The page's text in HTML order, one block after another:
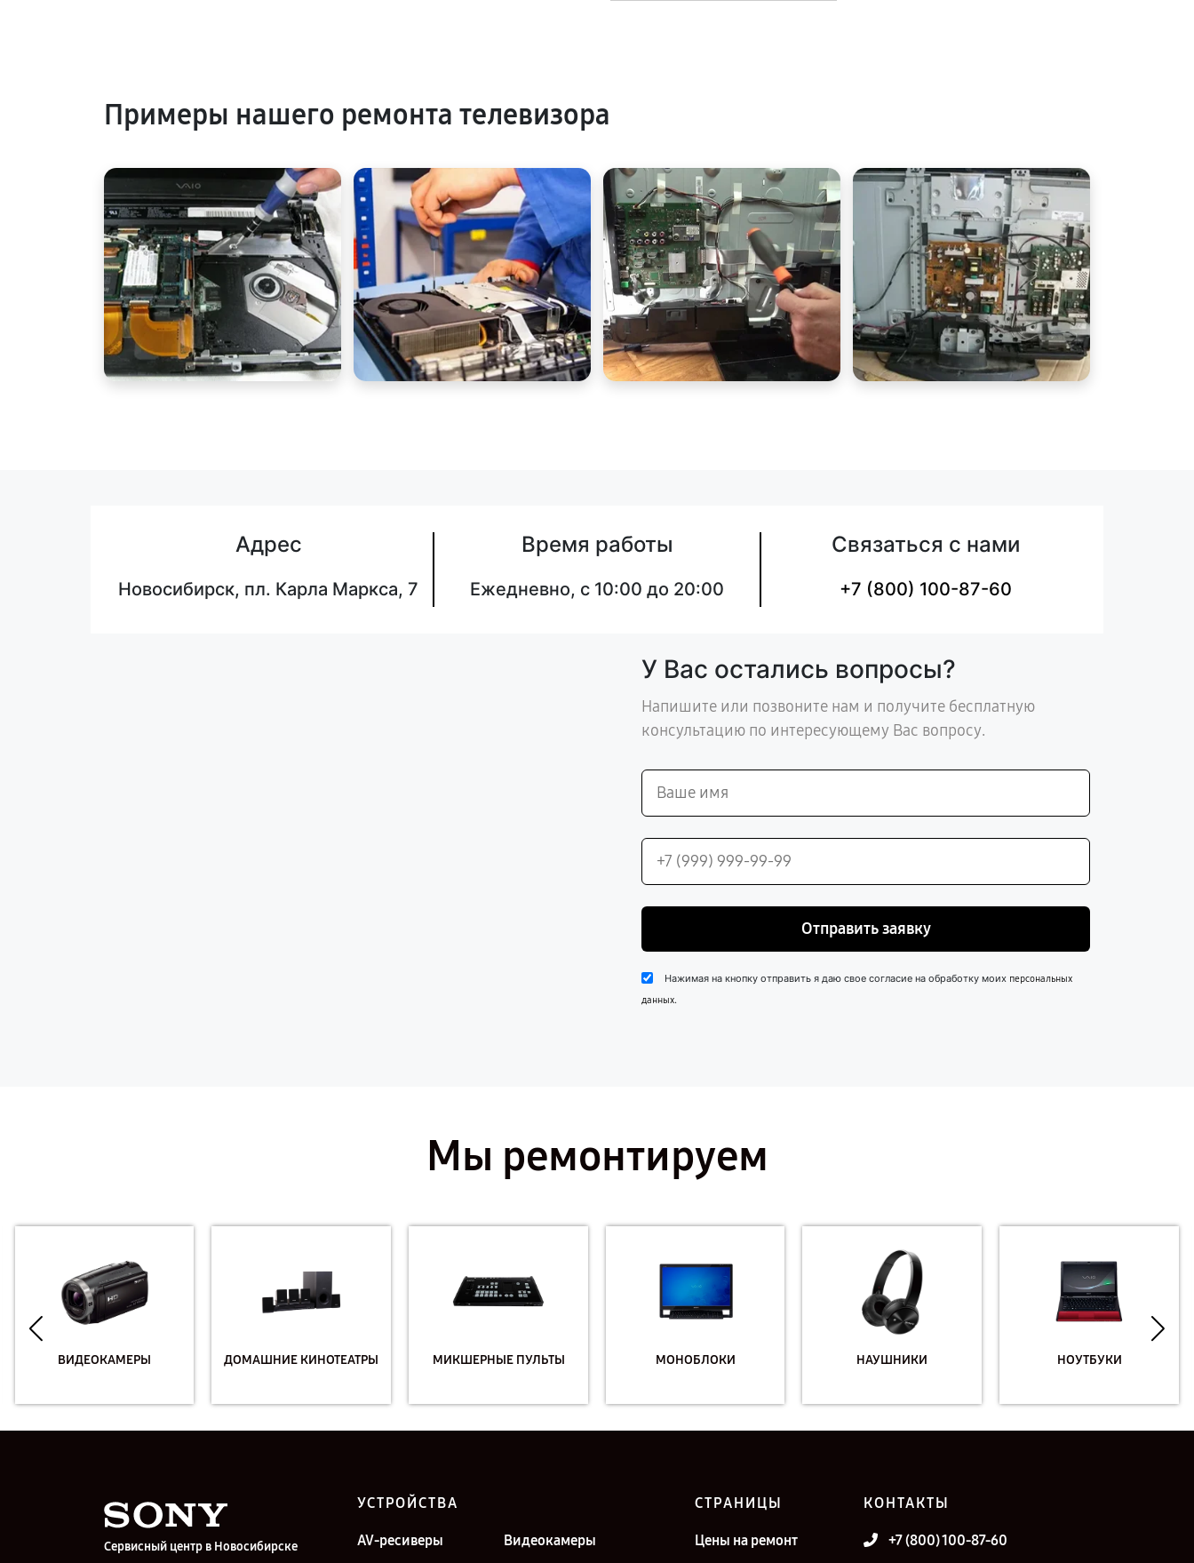
Примеры нашего ремонта телевизора
Адрес
Новосибирск, пл. Карла Маркса, 7
Время работы
Ежедневно, с 10:00 до 20:00
Связаться с нами
+7 (800) 100-87-60
У Вас остались вопросы?
Напишите или позвоните нам и получите бесплатную
консультацию по интересующему Вас вопросу.
Отправить заявку
Нажимая на кнопку отправить я даю свое согласие на обработку моих персональных
данных.
Мы ремонтируем
ВИДЕОКАМЕРЫ ДОМАШНИЕ КИНОТЕАТРЫ МИКШЕРНЫЕ ПУЛЬТЫ МОНОБЛОКИ НАУШНИКИ НОУТБУКИ
Сервисный центр в Новосибирске
УСТРОЙСТВА
AV-ресиверы Видеокамеры
СТРАНИЦЫ
Цены на ремонт
КОНТАКТЫ
+7 (800) 100-87-60